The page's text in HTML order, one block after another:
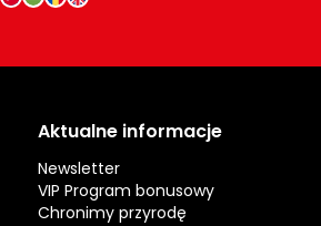
Aktualne informacje
Newsletter
VIP Program bonusowy
Chronimy przyrodę